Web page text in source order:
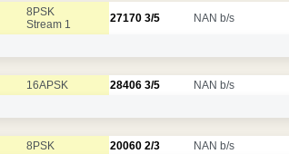
8PSK
Stream 1
27170 3/5 NAN b/s
16APSK 28406 3/5 NAN b/s
8PSK 20060 2/3 NAN b/s